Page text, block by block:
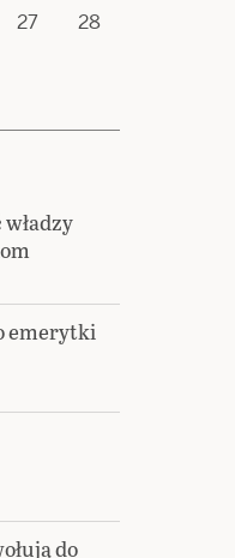
27
28
emerytki
do